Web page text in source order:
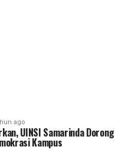
ago
UINSI Samarinda Dorong
Kampus